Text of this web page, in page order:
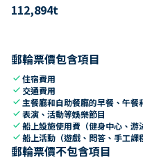
112,894t
郵輪票價包含項目
check住宿費用
check 交通費用
check 主餐廳和自助餐廳的早餐、午餐
check表演、活動等娛樂節目
check船上設施使用費（健身中心、游
check船上活動（遊戲、問答、手工課
郵輪票價不包含項目